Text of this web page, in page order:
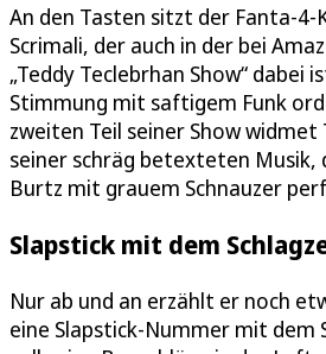
An den Tasten sitzt der Fanta-4-
Scrimali, der auch in der bei
„Teddy Teclebrhan Show“ dabei
Stimmung mit saftigem Funk
zweiten Teil seiner Show
seiner schräg betexteten Musik,
Burtz mit grauem Schnauzer
Slapstick mit dem
Nur ab und an erzählt er noch
eine Slapstick-Nummer mit dem